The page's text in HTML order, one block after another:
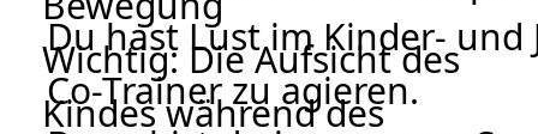
Du hast Lust im Kinder- und
Co-Trainer zu agieren.
Wichtig: Die Aufsicht des
Kindes während des